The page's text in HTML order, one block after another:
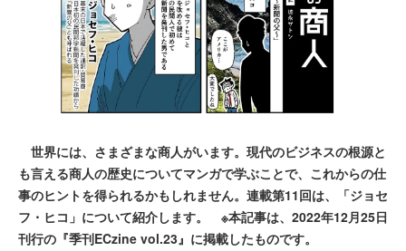
世界には、さまざまな商人がいます。現代のビジネスの根源と
も言える商人の歴史についてマンガで学ぶことで、これからの仕
事のヒントを得られるかもしれません。連載第11回は、「ジョセ
フ・ヒコ」について紹介します。 ※本記事は、2022年12月25日
刊行の『季刊ECzine vol.23』に掲載したものです。